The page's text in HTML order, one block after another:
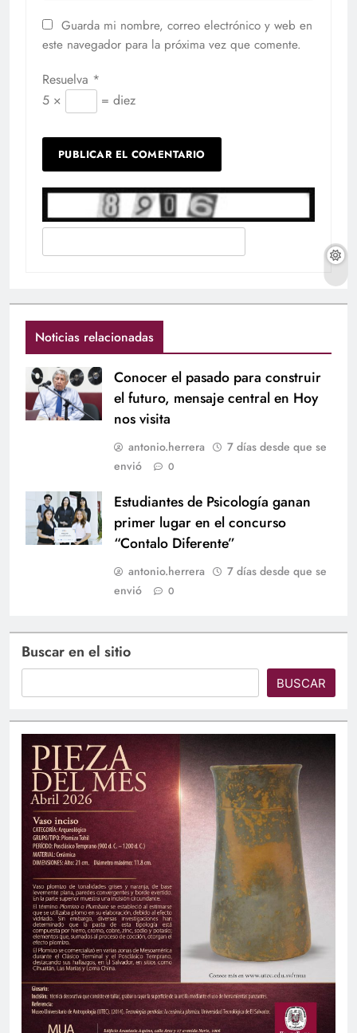
Guarda mi nombre, correo electrónico y web en
este navegador para la próxima vez que comente.
Resuelva *
5 ×
= diez
Noticias relacionadas
Conocer el pasado para construir
el futuro, mensaje central en Hoy
nos visita
antonio.herrera
7 días desde que se
envió
0
Estudiantes de Psicología ganan
primer lugar en el concurso
“Contalo Diferente”
antonio.herrera
7 días desde que se
envió
0
Buscar en el sitio
BUSCAR